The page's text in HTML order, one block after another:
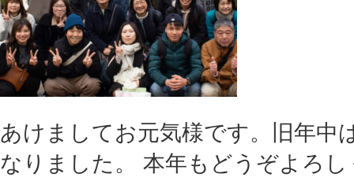
あけましてお元気様です。旧年中
なりました。 本年もどうぞよろ